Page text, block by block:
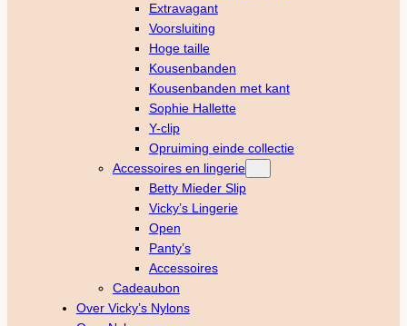
Extravagant
Voorsluiting
Hoge taille
Kousenbanden
Kousenbanden met kant
Sophie Hallette
Y-clip
Opruiming einde collectie
Accessoires en lingerie
Betty Mieder Slip
Vicky’s Lingerie
Open
Panty’s
Accessoires
Cadeaubon
Over Vicky’s Nylons